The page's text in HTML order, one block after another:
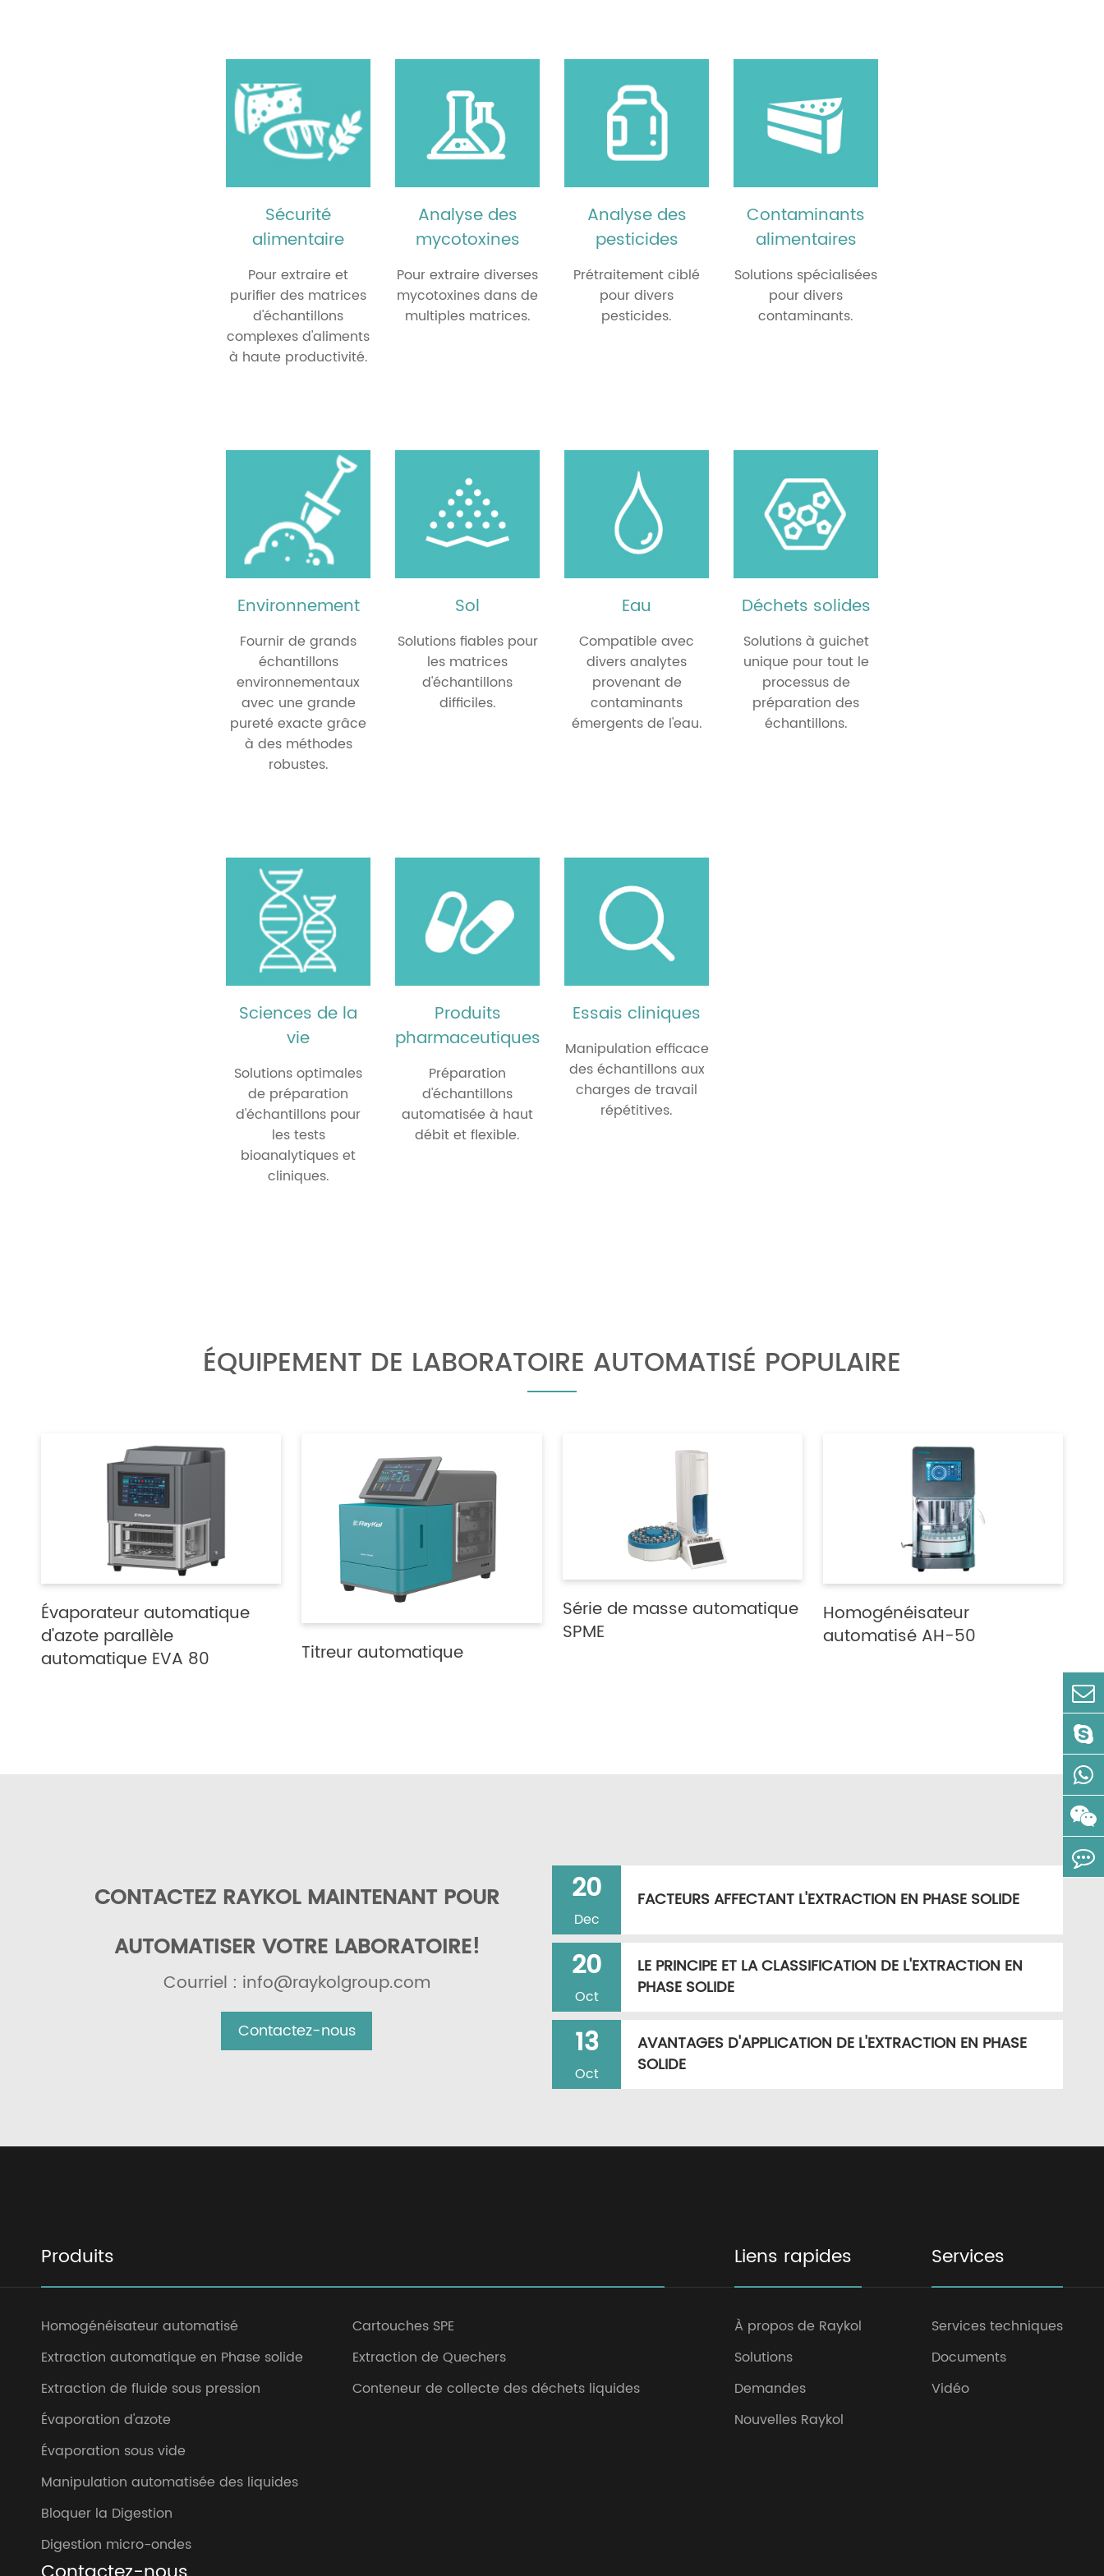
Bloquer la Digestion
Digestion micro-ondes
Broyeur de tissus automatisé
Échantillonneur automatique de
Titreur automatique
Sécurité
alimentaire
Pour extraire et
purifier des matrices
d'échantillons
complexes d'aliments
à haute productivité.
Analyse des
mycotoxines
Pour extraire diverses
mycotoxines dans de
multiples matrices.
Analyse des
pesticides
Prétraitement ciblé
pour divers
pesticides.
Contaminants
alimentaires
Solutions spécialisées
pour divers
contaminants.
Environnement
Fournir de grands
échantillons
environnementaux
avec une grande
pureté exacte grâce
à des méthodes
robustes.
Sol
Solutions fiables pour
les matrices
d'échantillons
difficiles.
Eau
Compatible avec
divers analytes
provenant de
contaminants
émergents de l'eau.
Déchets solides
Solutions à guichet
unique pour tout le
processus de
préparation des
échantillons.
Sciences de la
vie
Solutions optimales
de préparation
d'échantillons pour
les tests
bioanalytiques et
cliniques.
Produits
pharmaceutiques
Préparation
d'échantillons
automatisée à haut
débit et flexible.
Essais cliniques
Manipulation efficace
des échantillons aux
charges de travail
répétitives.
ÉQUIPEMENT DE LABORATOIRE AUTOMATISÉ POPULAIRE
Évaporateur automatique
d'azote parallèle
automatique EVA 80
Titreur automatique
Série de masse automatique
SPME
Homogénéisateur
automatisé AH-50
CONTACTEZ RAYKOL MAINTENANT POUR
AUTOMATISER VOTRE LABORATOIRE!
Courriel : info@raykolgroup.com
Contactez-nous
20
Dec
FACTEURS AFFECTANT L'EXTRACTION EN PHASE SOLIDE
20
Oct
LE PRINCIPE ET LA CLASSIFICATION DE L'EXTRACTION EN
PHASE SOLIDE
13
Oct
AVANTAGES D'APPLICATION DE L'EXTRACTION EN PHASE
SOLIDE
Produits
Homogénéisateur automatisé
Extraction automatique en Phase solide
Extraction de fluide sous pression
Évaporation d'azote
Évaporation sous vide
Manipulation automatisée des liquides
Bloquer la Digestion
Digestion micro-ondes
Cartouches SPE
Extraction de Quechers
Conteneur de collecte des déchets liquides
Liens rapides
À propos de Raykol
Solutions
Demandes
Nouvelles Raykol
Services
Services techniques
Documents
Vidéo